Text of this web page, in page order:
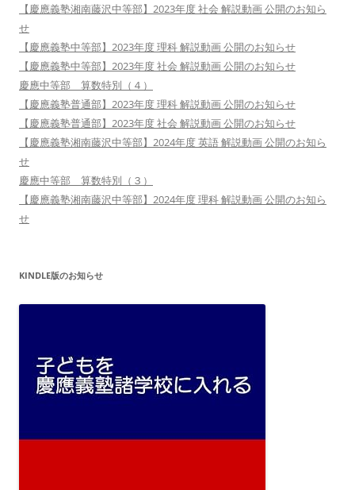
【慶應義塾湘南藤沢中等部】2023年度 社会 解説動画 公開のお知ら
せ
【慶應義塾中等部】2023年度 理科 解説動画 公開のお知らせ
【慶應義塾中等部】2023年度 社会 解説動画 公開のお知らせ
慶應中等部 算数特別（４）
【慶應義塾普通部】2023年度 理科 解説動画 公開のお知らせ
【慶應義塾普通部】2023年度 社会 解説動画 公開のお知らせ
【慶應義塾湘南藤沢中等部】2024年度 英語 解説動画 公開のお知ら
せ
慶應中等部 算数特別（３）
【慶應義塾湘南藤沢中等部】2024年度 理科 解説動画 公開のお知ら
せ
KINDLE版のお知らせ